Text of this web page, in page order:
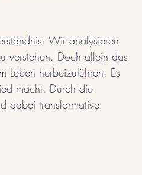
Wir analysieren
verstehen. Doch allein das
Leben herbeizuführen. Es
macht. Durch die
dabei transformative